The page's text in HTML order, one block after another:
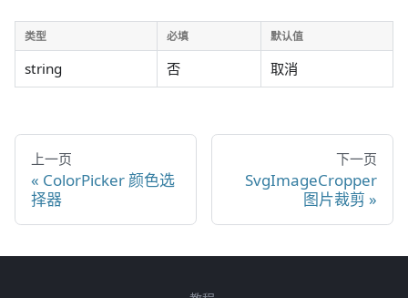
类型 必填 默认值
string 否 取消
上一页
ColorPicker 颜色选
择器
下一页
SvgImageCropper
图片裁剪